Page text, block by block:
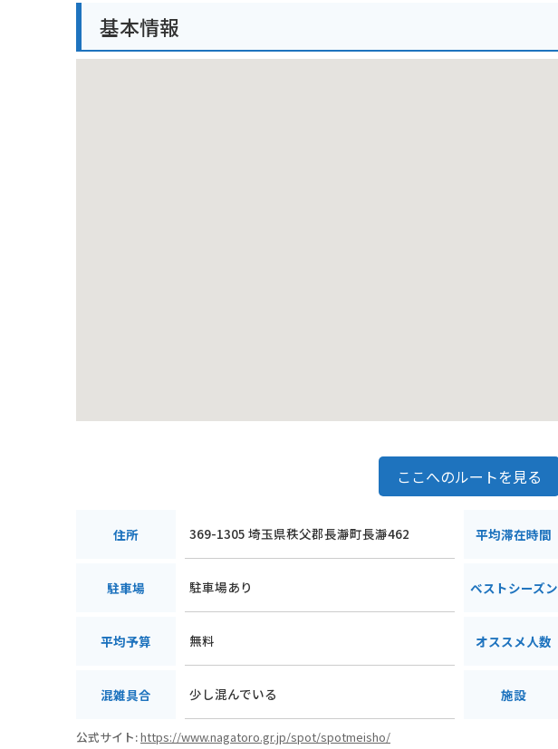
るか、公共交通機関の利用も検討しましょう。
基本情報
ここへのルートを見る
住所 369-1305 埼玉県秩父郡長瀞町長瀞462 平均滞在時間
駐車場 駐車場あり ベストシーズン
平均予算 無料 オススメ人数
混雑具合 少し混んでいる 施設
公式サイト:https://www.nagatoro.gr.jp/spot/spotmeisho/